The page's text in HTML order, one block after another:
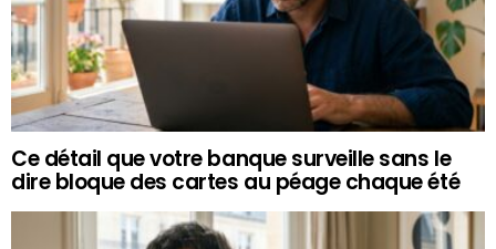
Ce détail que votre banque surveille sans le
dire bloque des cartes au péage chaque été